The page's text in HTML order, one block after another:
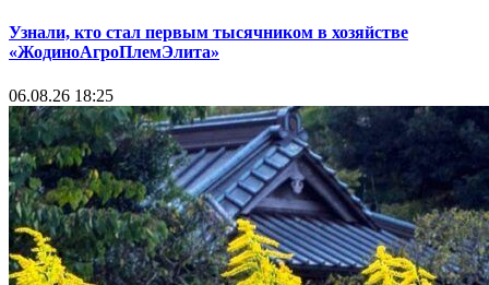
Узнали, кто стал первым тысячником в хозяйстве
«ЖодиноАгроПлемЭлита»
06.08.26 18:25